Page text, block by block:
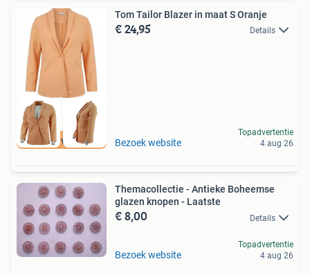
Tot 75% voordeel
Tom Tailor Blazer in maat S Oranje
€ 24,95 Details
Bezoek website
Topadvertentie
4 aug 26
Themacollectie - Antieke Boheemse
glazen knopen - Laatste
€ 8,00 Details
Bezoek website
Topadvertentie
4 aug 26